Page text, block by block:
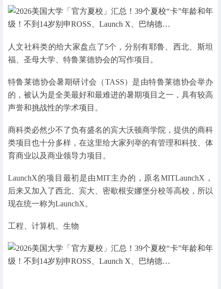
人文社科类的给大家盘点了5个，分别有耶鲁、西北、斯坦
福、圣母大学、特鲁莱德协会的写作项目。
特鲁莱德协会暑期研讨会（TASS）是由特鲁莱德协会举办
的，被认为是全美最好和最难进的暑期项目之一，具有较高
声誉和挑战性的学术项目。
商科类必然少不了负有盛名的宾大沃顿商学院，提供的商科
类项目也十分多样，在这里给大家列举的有管理和科技、体
育商业以及商业领导力项目。
LaunchX的项目最初是由MIT主办的，原名MITLaunchX，
后来又加入了西北、宾大、密歇根安娜堡分校等高校，所以
现在统一称为LaunchX。
工程、计算机、生物